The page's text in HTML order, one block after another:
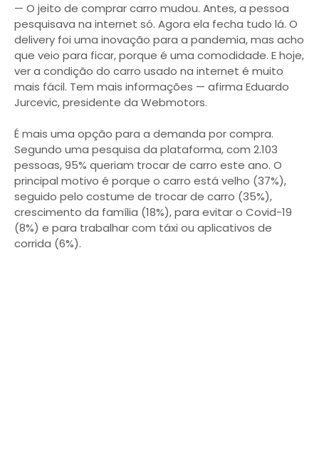
— O jeito de comprar carro mudou. Antes, a pessoa
pesquisava na internet só. Agora ela fecha tudo lá. O
delivery foi uma inovação para a pandemia, mas acho
que veio para ficar, porque é uma comodidade. E hoje,
ver a condição do carro usado na internet é muito
mais fácil. Tem mais informações — afirma Eduardo
Jurcevic, presidente da Webmotors.
É mais uma opção para a demanda por compra.
Segundo uma pesquisa da plataforma, com 2.103
pessoas, 95% queriam trocar de carro este ano. O
principal motivo é porque o carro está velho (37%),
seguido pelo costume de trocar de carro (35%),
crescimento da família (18%), para evitar o Covid-19
(8%) e para trabalhar com táxi ou aplicativos de
corrida (6%).